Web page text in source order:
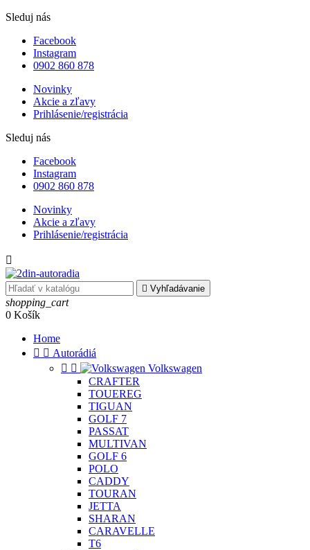
Sleduj nás
Facebook
Instagram
0902 860 878
Novinky
Akcie a zľavy
Prihlásenie/registrácia
Sleduj nás
Facebook
Instagram
0902 860 878
Novinky
Akcie a zľavy
Prihlásenie/registrácia

 Vyhľadávanie
shopping_cart
0 Košík
Home
  Autorádiá
 
Volkswagen
CRAFTER
TOUEREG
TIGUAN
GOLF 7
PASSAT
MULTIVAN
GOLF 6
POLO
CADDY
TOURAN
JETTA
SHARAN
CARAVELLE
T6